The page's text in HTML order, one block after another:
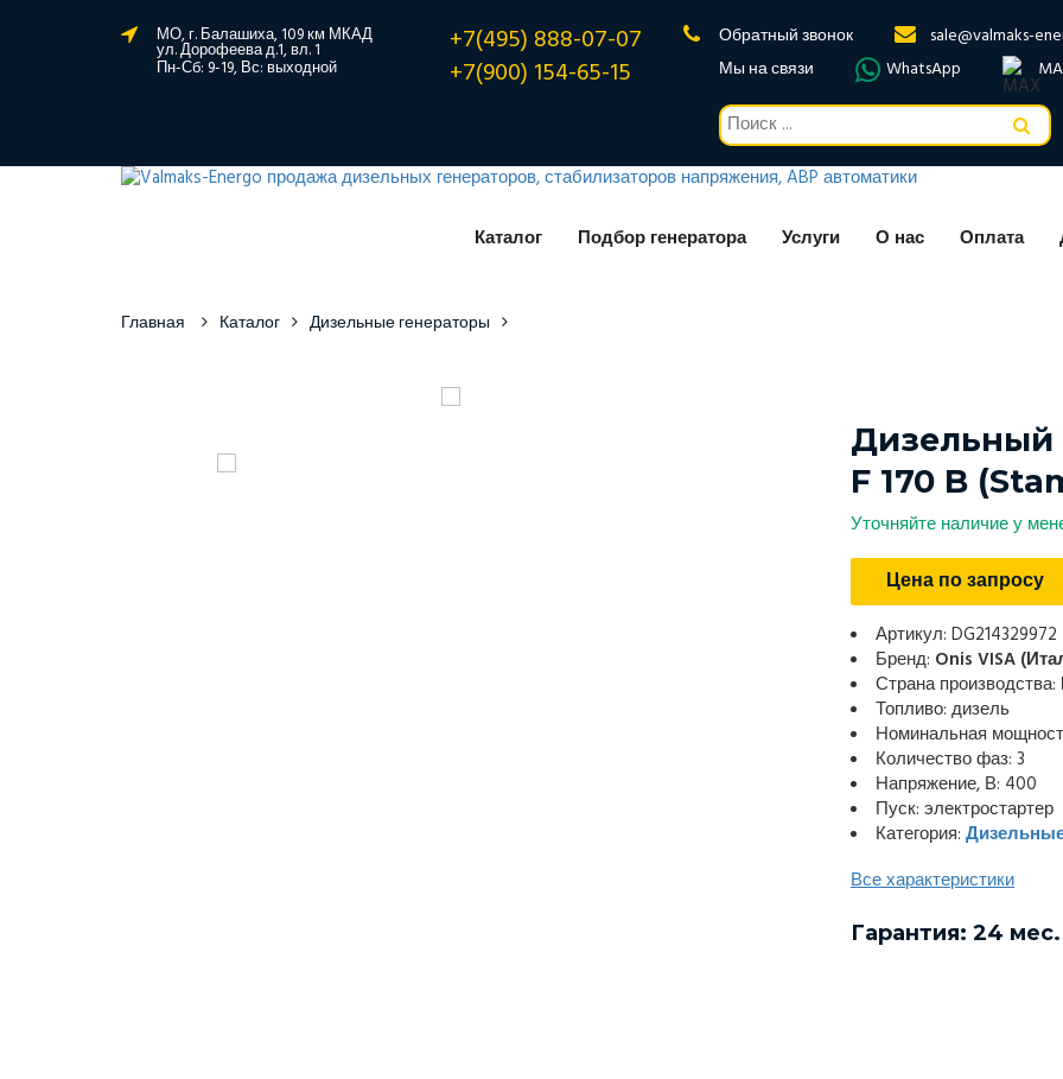
МО, г. Балашиха, 109 км МКАД
ул. Дорофеева д.1, вл. 1
Пн-Сб: 9-19, Вс: выходной
+7(495) 888-07-07
+7(900) 154-65-15
Обратный звонок
sale@valmaks-
Мы на связи
WhatsApp
Каталог Подбор генератора Услуги О нас Оплата
Главная Каталог Дизельные генераторы
Дизельный
F 170 B
Уточняйте наличие у
Цена по запросу
Артикул: DG214329972
Бренд: Onis VISA
Страна производства:
Топливо: дизель
Номинальная
Количество фаз: 3
Напряжение, В: 400
Пуск: электростартер
Категория:
Все характеристики
Гарантия: 24 мес.